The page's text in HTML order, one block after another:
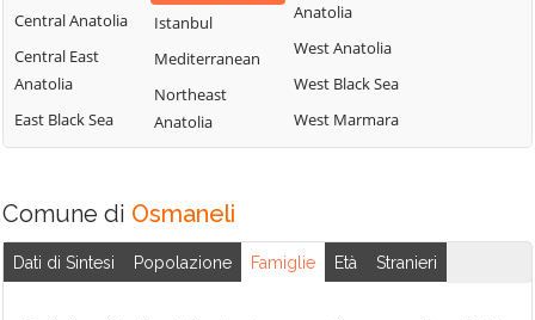
Central Anatolia
Central East
Anatolia
East Black Sea
Istanbul
Mediterranean
Northeast
Anatolia
Anatolia
West Anatolia
West Black Sea
West Marmara
Comune di Osmaneli
Dati di Sintesi Popolazione Famiglie Età Stranieri